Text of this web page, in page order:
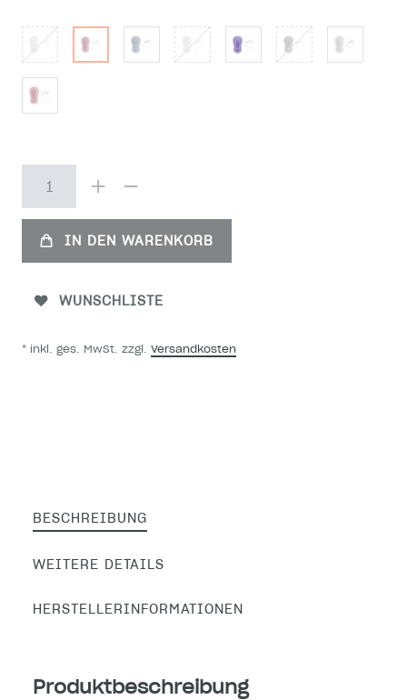
IN DEN WARENKORB
WUNSCHLISTE
* inkl. ges. MwSt. zzgl. Versandkosten
BESCHREIBUNG
WEITERE DETAILS
HERSTELLERINFORMATIONEN
Produktbeschreibung